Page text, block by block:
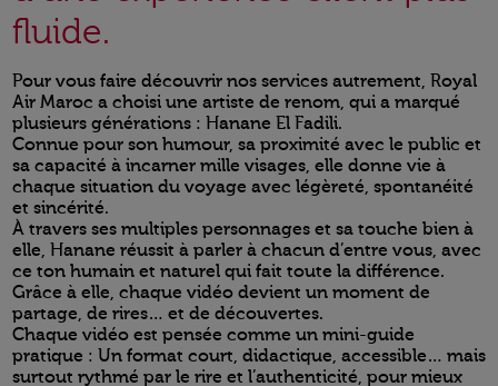
fluide.
Pour vous faire découvrir nos services autrement, Royal
Air Maroc a choisi une artiste de renom, qui a marqué
plusieurs générations : Hanane El Fadili.
Connue pour son humour, sa proximité avec le public et
sa capacité à incarner mille visages, elle donne vie à
chaque situation du voyage avec légèreté, spontanéité
et sincérité.
À travers ses multiples personnages et sa touche bien à
elle, Hanane réussit à parler à chacun d’entre vous, avec
ce ton humain et naturel qui fait toute la différence.
Grâce à elle, chaque vidéo devient un moment de
partage, de rires… et de découvertes.
Chaque vidéo est pensée comme un mini-guide
pratique : Un format court, didactique, accessible… mais
surtout rythmé par le rire et l’authenticité, pour mieux